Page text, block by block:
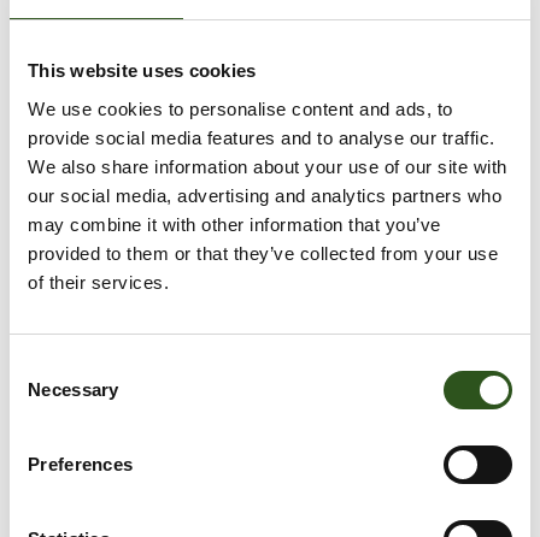
This website uses cookies
We use cookies to personalise content and ads, to
provide social media features and to analyse our traffic.
We also share information about your use of our site with
our social media, advertising and analytics partners who
may combine it with other information that you’ve
provided to them or that they’ve collected from your use
of their services.
Necessary
Preferences
Afhaling is beschikbaar bijKrabbescheer 6
Meestal klaar binnen 2-4 dagen
Openingstijden:
Gesloten tussen 12:30 – 13:00